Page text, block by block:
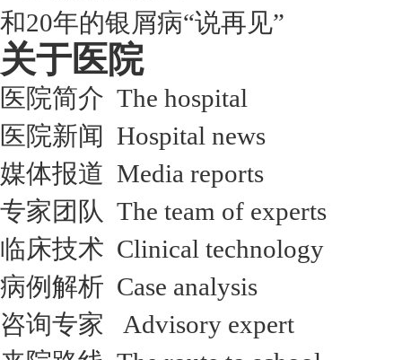
和20年的银屑病“说再见”
关于医院
医院简介 The hospital
医院新闻 Hospital news
媒体报道 Media reports
专家团队 The team of experts
临床技术 Clinical technology
病例解析 Case analysis
咨询专家 Advisory expert